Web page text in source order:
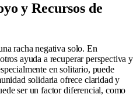
y Recursos de
racha negativa solo. En
ayuda a recuperar perspectiva y
en solitario, puede
solidaria ofrece claridad y
ser un factor diferencial, como